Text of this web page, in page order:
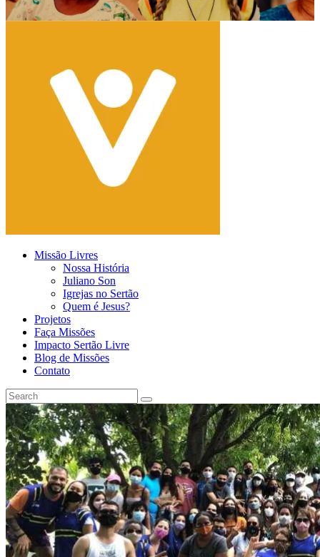
Missão Livres
Nossa História
Juliano Son
Igrejas no Sertão
Quem é Jesus?
Projetos
Faça Missões
Impacto Sertão Livre
Blog de Missões
Contato